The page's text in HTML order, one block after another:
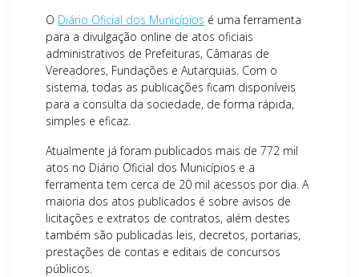
O Diário Oficial dos Municípios é uma ferramenta
para a divulgação online de atos oficiais
administrativos de Prefeituras, Câmaras de
Vereadores, Fundações e Autarquias. Com o
sistema, todas as publicações ficam disponíveis
para a consulta da sociedade, de forma rápida,
simples e eficaz.
Atualmente já foram publicados mais de 772 mil
atos no Diário Oficial dos Municípios e a
ferramenta tem cerca de 20 mil acessos por dia. A
maioria dos atos publicados é sobre avisos de
licitações e extratos de contratos, além destes
também são publicadas leis, decretos, portarias,
prestações de contas e editais de concursos
públicos.